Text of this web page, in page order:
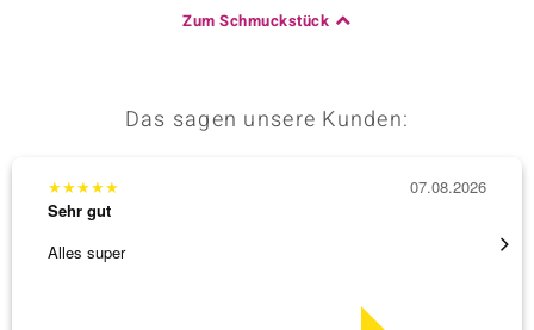
Zum Schmuckstück
Das sagen unsere Kunden:
★★★★★
Sehr gut
Alles super
07.08.2026